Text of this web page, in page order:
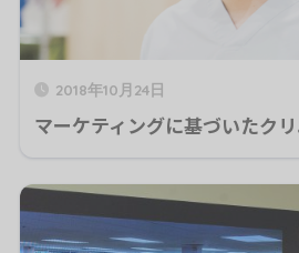
2018年10月24日
マーケティングに基づいたク